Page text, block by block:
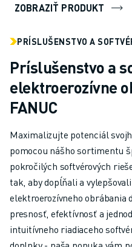
ZOBRAZIŤ PRODUKT
PRÍSLUŠENSTVO A
Príslušenstvo a
elektroerozívne
FANUC
Maximalizujte potenciál
pomocou nášho sortimentu
pokročilých softvérových
tak, aby dopĺňali a
elektroerozívneho obrábania
presnosť, efektívnosť a
intuitívneho riadiaceho